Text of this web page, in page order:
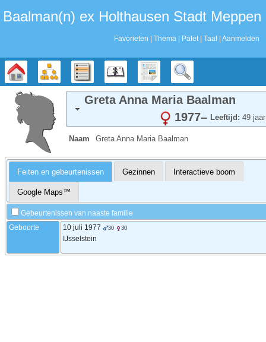
Baalman‎‎‎‎‎(n)‎‎‎‎‎ ex Holthausen Stadt Meppen
Favorieten Thema Palet Taal Aanmelden
Stamboom DiagrammenLijsten Kalender Rapporten
Greta Anna Maria Baalman
Leeftijd: 49 jaar
1977–
Naam Greta Anna Maria Baalman
Feiten en gebeurtenissen Gezinnen Interactieve boom
Google Maps™
Gebeurtenissen van naaste familie
Geboorte
10 juli 1977 30 30
IJsselstein